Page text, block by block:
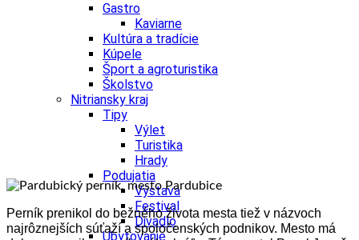
Gastro
Kaviarne
Kultúra a tradície
Kúpele
Šport a agroturistika
Školstvo
Nitriansky kraj
Tipy
Výlet
Turistika
Hrady
Podujatia
Výstava
Festival
Divadlo
Ubytovanie
Perník prenikol do bežného života mesta tiež v názvoch
najrôznejších súťaží a spoločenských podnikov. Mesto má